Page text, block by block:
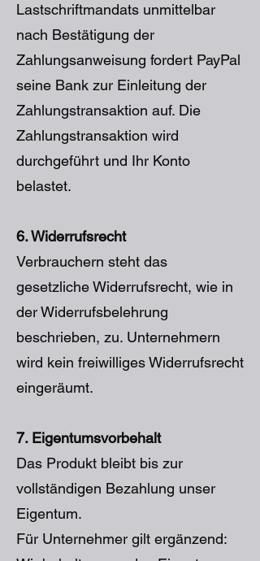
Lastschriftmandats unmittelbar
nach Bestätigung der
Zahlungsanweisung fordert PayPal
seine Bank zur Einleitung der
Zahlungstransaktion auf. Die
Zahlungstransaktion wird
durchgeführt und Ihr Konto
belastet.
6. Widerrufsrecht
Verbrauchern steht das
gesetzliche Widerrufsrecht, wie in
der Widerrufsbelehrung
beschrieben, zu. Unternehmern
wird kein freiwilliges Widerrufsrecht
eingeräumt.
7. Eigentumsvorbehalt
Das Produkt bleibt bis zur
vollständigen Bezahlung unser
Eigentum.
Für Unternehmer gilt ergänzend: